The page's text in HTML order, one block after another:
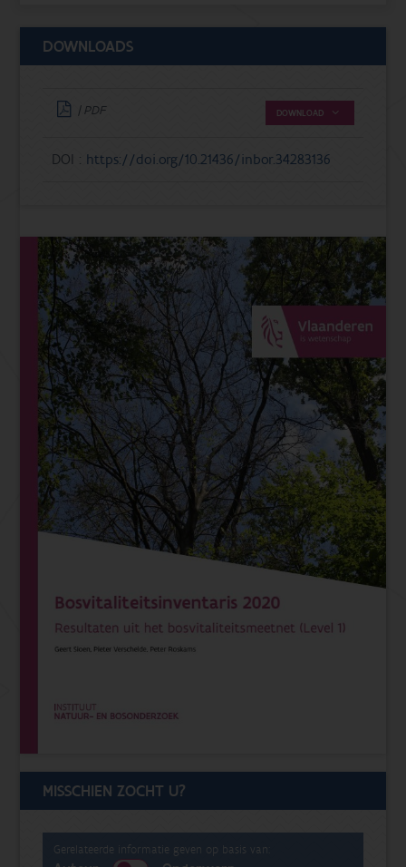
DOWNLOADS
| PDF DOWNLOAD
DOI : https://doi.org/10.21436/inbor.34283136
MISSCHIEN ZOCHT U?
Gerelateerde informatie geven op basis van: